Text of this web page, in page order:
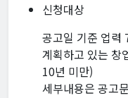
신청대상
공고일 기준 업력
계획하고 있는 창
10년 미만)
세부내용은 공고